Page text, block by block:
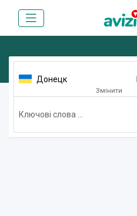
Донецк
Змінити